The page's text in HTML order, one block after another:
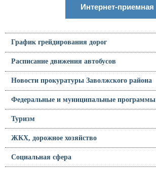
Интернет-приемная
График грейдирования дорог
Расписание движения автобусов
Новости прокуратуры Заволжского района
Федеральные и муниципальные программы
Туризм
ЖКХ, дорожное хозяйство
Социальная сфера